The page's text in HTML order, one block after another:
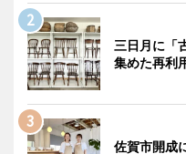
三日月に「
集めた再利
佐賀市開成